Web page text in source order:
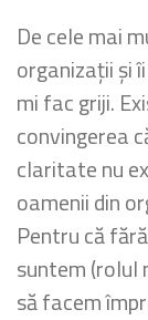
De cele mai
organizații și
mi fac griji.
convingerea
claritate nu
oamenii din
Pentru că
suntem (rolul
să facem